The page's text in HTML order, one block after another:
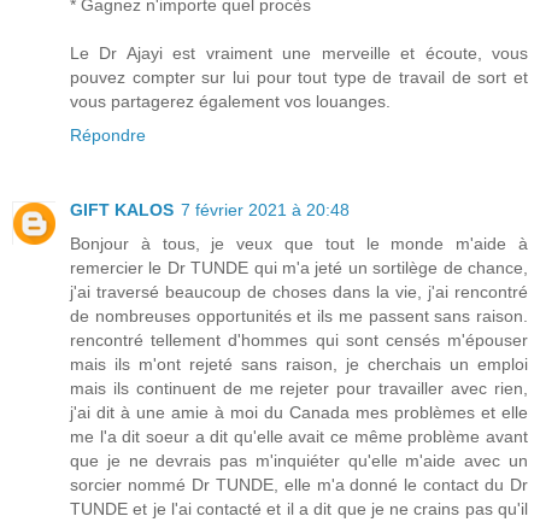
* Gagnez n'importe quel procès
Le Dr Ajayi est vraiment une merveille et écoute, vous
pouvez compter sur lui pour tout type de travail de sort et
vous partagerez également vos louanges.
Répondre
GIFT KALOS 7 février 2021 à 20:48
Bonjour à tous, je veux que tout le monde m'aide à
remercier le Dr TUNDE qui m'a jeté un sortilège de chance,
j'ai traversé beaucoup de choses dans la vie, j'ai rencontré
de nombreuses opportunités et ils me passent sans raison.
rencontré tellement d'hommes qui sont censés m'épouser
mais ils m'ont rejeté sans raison, je cherchais un emploi
mais ils continuent de me rejeter pour travailler avec rien,
j'ai dit à une amie à moi du Canada mes problèmes et elle
me l'a dit soeur a dit qu'elle avait ce même problème avant
que je ne devrais pas m'inquiéter qu'elle m'aide avec un
sorcier nommé Dr TUNDE, elle m'a donné le contact du Dr
TUNDE et je l'ai contacté et il a dit que je ne crains pas qu'il